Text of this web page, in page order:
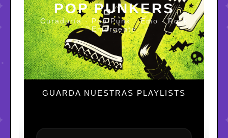
POP PUNKERS
Curaduría · Pop Punk · Emo · Rock
Emergente
GUARDA NUESTRAS PLAYLISTS